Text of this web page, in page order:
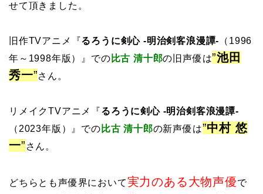
せて頂きました。
旧作TVアニメ『るろうに剣心 -明治剣客浪漫譚- （1996
年～1998年版）』での 比古 清十郎の旧声優は”池田
秀一”さん。
リメイクTVアニメ『るろうに剣心 -明治剣客浪漫譚-
（2023年版）』での 比古 清十郎の新声優は”中村 悠
一” さん。
どちらとも声優界において実力のある大物声優で